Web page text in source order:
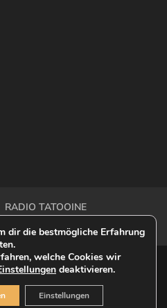
RADIO TATOOINE
OFF-MODEL ONE SHOT
is a Fan-Website |
dir die bestmögliche Erfahrung
welche Cookies wir
deaktivieren.
Einstellungen